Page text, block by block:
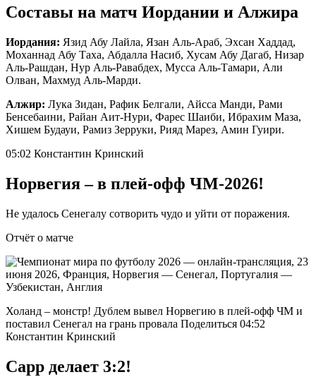
Составы на матч Иордании и Алжира
Иордания: Язид Абу Лайла, Язан Аль-Араб, Эхсан Хаддад,
Моханнад Абу Таха, Абдалла Насиб, Хусам Абу Дагаб, Низар
Аль-Рашдан, Нур Аль-Равабдех, Мусса Аль-Тамари, Али
Олван, Махмуд Аль-Марди.
Алжир: Лука Зидан, Рафик Белгали, Айсса Манди, Рами
Бенсебаини, Райан Аит-Нури, Фарес Шаиби, Ибрахим Маза,
Хишем Будауи, Рамиз Зерруки, Рияд Марез, Амин Гуири.
05:02 Константин Кринский
Норвегия – в плей-офф ЧМ-2026!
Не удалось Сенегалу сотворить чудо и уйти от поражения.
Отчёт о матче
Холанд – монстр! Дублем вывел Норвегию в плей-офф ЧМ и
поставил Сенегал на грань провала Поделиться 04:52
Константин Кринский
Сарр делает 3:2!